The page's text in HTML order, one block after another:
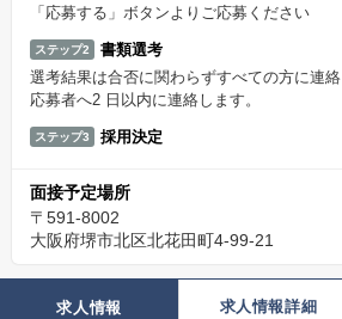
「応募する」ボタンよりご応募ください
ステップ2
書類選考
選考結果は合否に関わらずすべての方に連絡
応募者へ2 日以内に連絡します。
ステップ3 採用決定
面接予定場所
〒591-8002
大阪府堺市北区北花田町4-99-21
求人情報 求人情報詳細